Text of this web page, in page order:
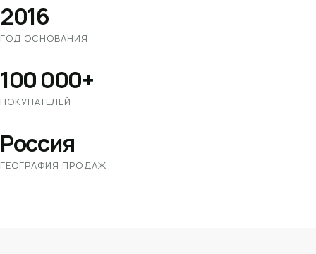
2016
ГОД ОСНОВАНИЯ
100 000+
ПОКУПАТЕЛЕЙ
Россия
ГЕОГРАФИЯ ПРОДАЖ